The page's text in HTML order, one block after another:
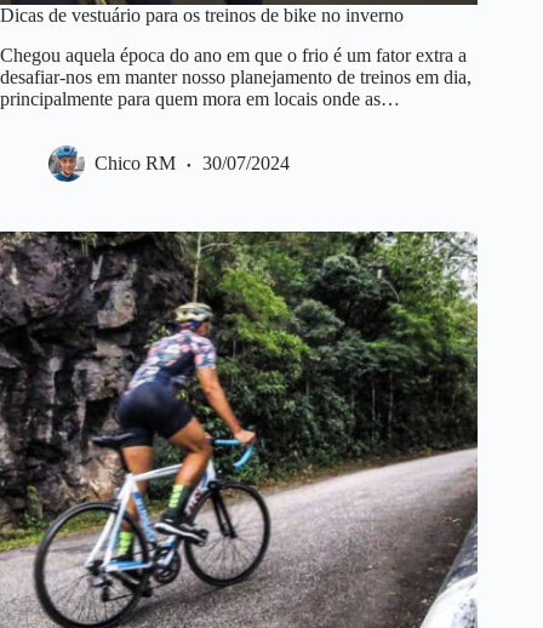
Dicas de vestuário para os treinos de bike no inverno
Chegou aquela época do ano em que o frio é um fator extra a
desafiar-nos em manter nosso planejamento de treinos em dia,
principalmente para quem mora em locais onde as…
Chico RM 30/07/2024